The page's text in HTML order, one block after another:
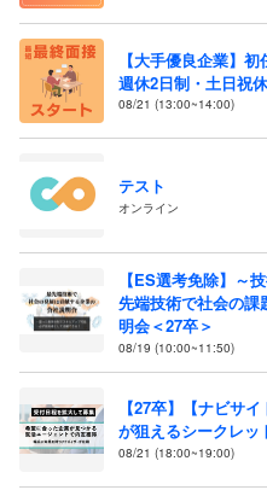
【大手優良企業】
週休2日制・土日祝
08/21 (13:00~14:00)
テスト
オンライン
【ES選考免除】～
先端技術で社会の課
明会＜27卒＞
08/19 (10:00~11:50)
【27卒】【ナビサ
が狙えるシークレッ
08/21 (18:00~19:00)